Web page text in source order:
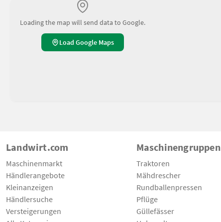
Loading the map will send data to Google.
Load Google Maps
Landwirt.com
Maschinenmarkt
Händlerangebote
Kleinanzeigen
Händlersuche
Versteigerungen
Maschinengruppen
Traktoren
Mähdrescher
Rundballenpressen
Pflüge
Güllefässer